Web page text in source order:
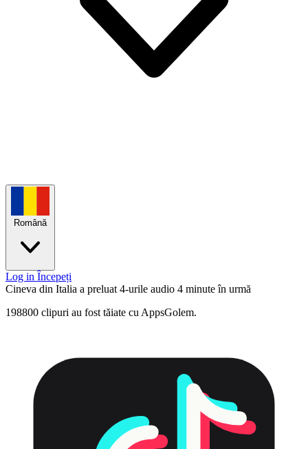
Română
Log in Începeți
Cineva din Italia a preluat 4-urile audio 4 minute în urmă
198800 clipuri au fost tăiate cu AppsGolem.